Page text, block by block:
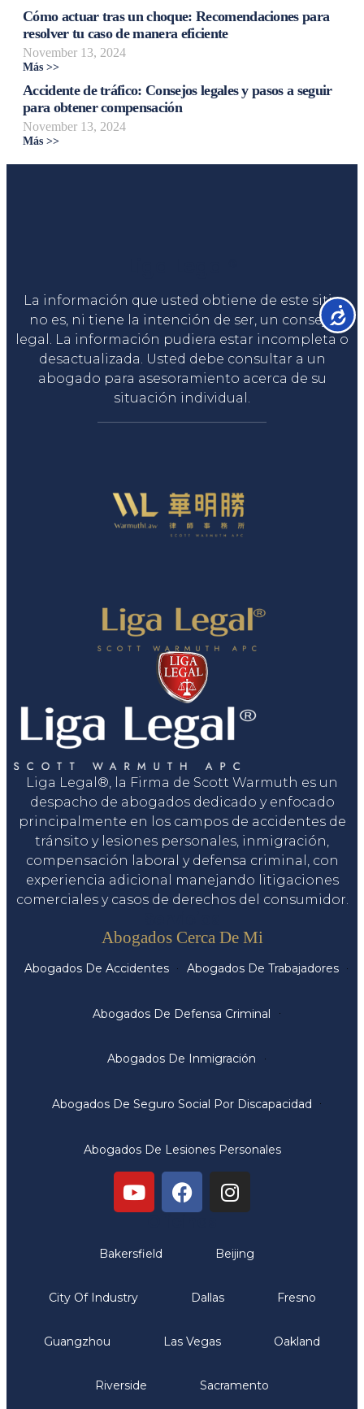
Cómo actuar tras un choque: Recomendaciones para
resolver tu caso de manera eficiente
November 13, 2024
Más >>
Accidente de tráfico: Consejos legales y pasos a seguir
para obtener compensación
November 13, 2024
Más >>
La información que usted obtiene de este sitio
no es, ni tiene la intención de ser, un consejo
legal. La información pudiera estar incompleta o
desactualizada. Usted debe consultar a un
abogado para asesoramiento acerca de su
situación individual.
Liga Legal®, la Firma de Scott Warmuth es un
despacho de abogados dedicado y enfocado
principalmente en los campos de accidentes de
tránsito y lesiones personales, inmigración,
compensación laboral y defensa criminal, con
experiencia adicional manejando litigaciones
comerciales y casos de derechos del consumidor.
Abogados Cerca De Mi
Abogados De Accidentes Abogados De Trabajadores
Abogados De Defensa Criminal
Abogados De Inmigración
Abogados De Seguro Social Por Discapacidad
Abogados De Lesiones Personales
Bakersfield Beijing
City Of Industry Dallas Fresno
Guangzhou Las Vegas Oakland
Riverside Sacramento